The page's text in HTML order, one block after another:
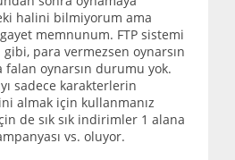
halini bilmiyorum ama
memnunum. FTP sistemi
para vermezsen oynarsın
oynarsın durumu yok.
sadece karakterlerin
almak için kullanmanız
de sık sık indirimler 1 alana
vs. oluyor.